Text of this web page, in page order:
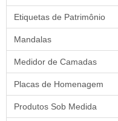
Etiquetas de Patrimônio
Mandalas
Medidor de Camadas
Placas de Homenagem
Produtos Sob Medida